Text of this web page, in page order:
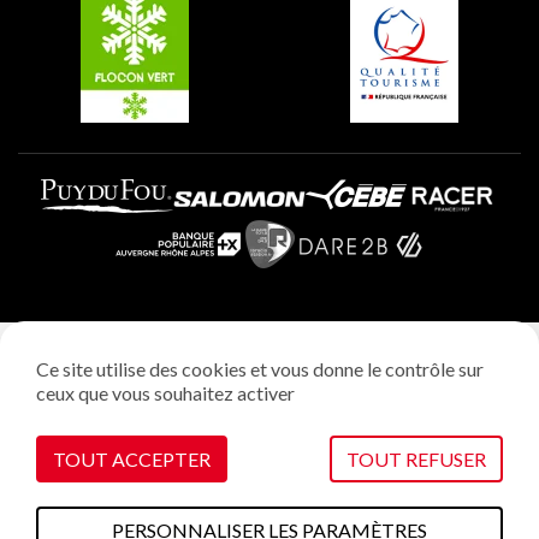
Plagne Villages
Plagne Aime 2000
Gestion des cookies
Ce site utilise des cookies et vous donne le contrôle sur
ceux que vous souhaitez activer
TOUT ACCEPTER TOUT REFUSER
PERSONNALISER LES PARAMÈTRES